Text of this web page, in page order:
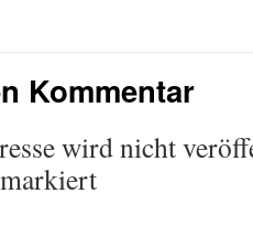
Kommentar
wird nicht
markiert